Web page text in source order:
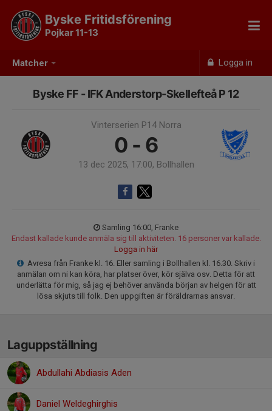
Matcher Logga in
Byske Fritidsförening
Pojkar 11-13
Byske FF - IFK Anderstorp-Skellefteå P 12
Vinterserien P14 Norra
0 - 6
13 dec 2025, 17:00, Bollhallen
Samling 16:00, Franke
Endast kallade kunde anmäla sig till aktiviteten. 16 personer var kallade.
Logga in här
Avresa från Franke kl. 16. Eller samling i Bollhallen kl. 16.30. Skriv i
anmälan om ni kan köra, har platser över, kör själva osv. Detta för att
underlätta för mig, så jag ej behöver använda början av helgen för att
lösa skjuts till folk. Den uppgiften är föräldrarnas ansvar.
Laguppställning
Abdullahi Abdiasis Aden
Daniel Weldeghirghis